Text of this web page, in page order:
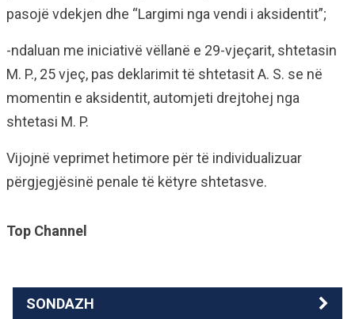
pasojë vdekjen dhe “Largimi nga vendi i aksidentit”;
-ndaluan me iniciativë vëllanë e 29-vjeçarit, shtetasin
M. P., 25 vjeç, pas deklarimit të shtetasit A. S. se në
momentin e aksidentit, automjeti drejtohej nga
shtetasi M. P.
Vijojnë veprimet hetimore për të individualizuar
përgjegjësinë penale të këtyre shtetasve.
Top Channel
SONDAZH